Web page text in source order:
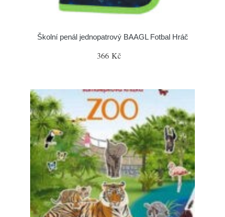
Školní penál jednopatrový BAAGL Fotbal Hráč
366 Kč